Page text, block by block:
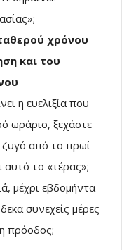
χρόνου
και του
η ευελιξία που
ωράριο, ξεχάστε
από το πρωί
αυτό το «τέρας»;
μέχρι εβδομήντα
συνεχείς μέρες
πρόοδος;